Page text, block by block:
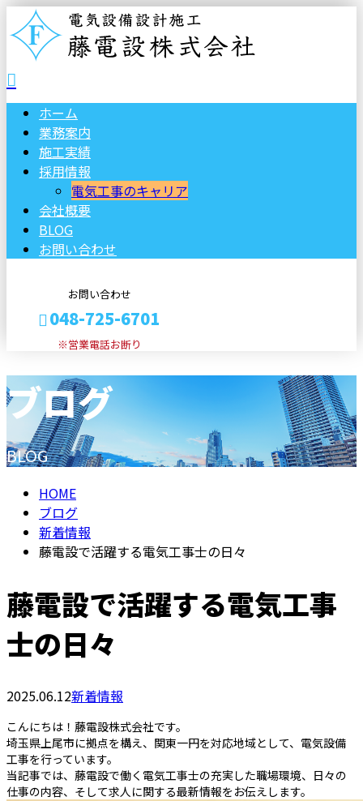
ホーム
業務案内
施工実績
採用情報
電気工事のキャリア
会社概要
BLOG
お問い合わせ
お問い合わせ
048-725-6701
※営業電話お断り
メールフォーム
ブログ
BLOG
HOME
ブログ
新着情報
藤電設で活躍する電気工事士の日々
藤電設で活躍する電気工事
士の日々
2025.06.12新着情報
こんにちは！藤電設株式会社です。
埼玉県上尾市に拠点を構え、関東一円を対応地域として、電気設備
工事を行っています。
当記事では、藤電設で働く電気工事士の充実した職場環境、日々の
仕事の内容、そして求人に関する最新情報をお伝えします。